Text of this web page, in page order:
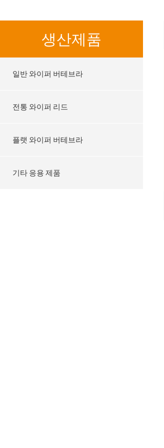
생산제품
일반 와이퍼 버테브라
전통 와이퍼 리드
플랫 와이퍼 버테브라
기타 응용 제품